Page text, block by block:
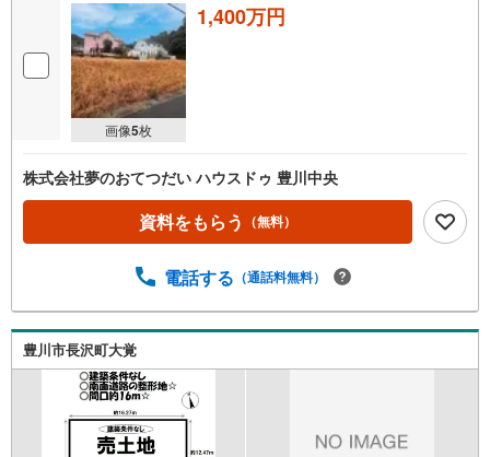
画像5枚
1,400万円
株式会社夢のおてつだい ハウスドゥ 豊川中央
資料をもらう （無料）
電話する （通話料無料）
豊川市長沢町大覚